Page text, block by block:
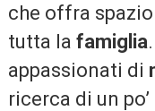
che offra
tutta la famiglia
appassionati di
ricerca di un